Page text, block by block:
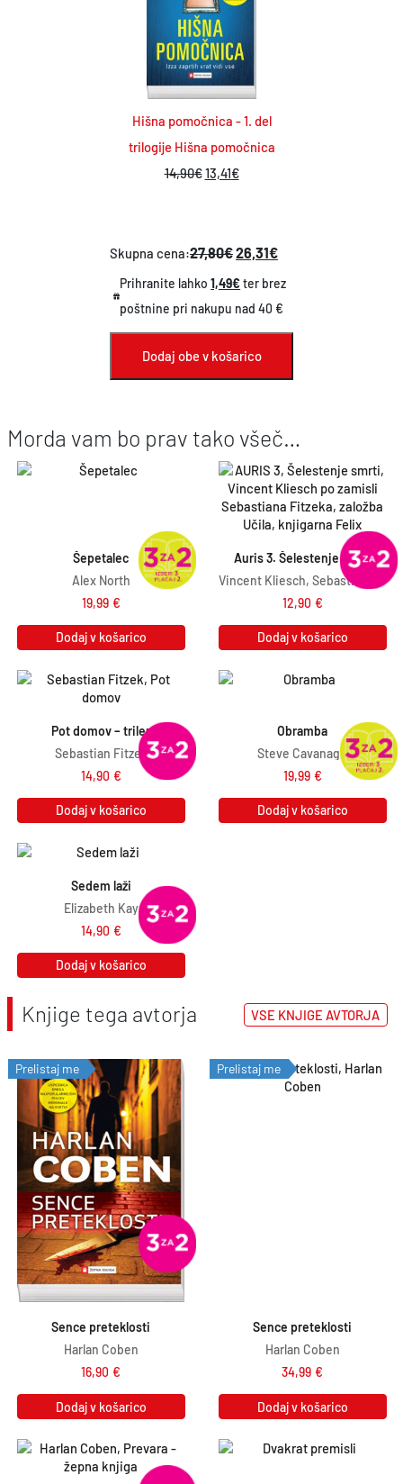
Hišna pomočnica - 1. del
trilogije Hišna pomočnica
14,90€I
i
n
a
c
e
a
13,41€T
n
u
t
n
a
c
n
j
e
1
3
Skupna cena:27,80€26,31€
Prihranite lahko1,49€ter brez
poštnine pri nakupu nad 40 €
Dodaj obe v košarico
Morda vam bo prav tako všeč…
Šepetalec
Alex North
19,99 €
Dodaj v košarico
Auris 3. Šelestenje smrti
12,90 €
Dodaj v košarico
Pot domov – triler
Sebastian Fitzek
14,90 €
Dodaj v košarico
Obramba
Steve Cavanagh
19,99 €
Dodaj v košarico
Sedem laži
Elizabeth Kay
14,90 €
Dodaj v košarico
Knjige tega avtorja VSE KNJIGE AVTORJA
Prelistaj me
Sence preteklosti
Harlan Coben
16,90 €
Dodaj v košarico
Prelistaj me
Sence preteklosti
Harlan Coben
34,99 €
Dodaj v košarico